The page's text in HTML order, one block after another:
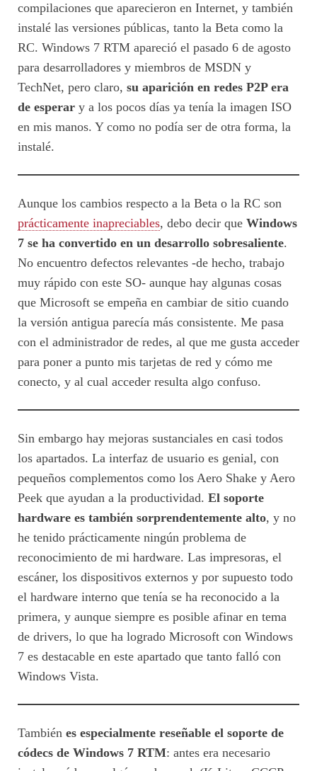
compilaciones que aparecieron en Internet, y también
instalé las versiones públicas, tanto la Beta como la
RC. Windows 7 RTM apareció el pasado 6 de agosto
para desarrolladores y miembros de MSDN y
TechNet, pero claro, su aparición en redes P2P era
de esperar y a los pocos días ya tenía la imagen ISO
en mis manos. Y como no podía ser de otra forma, la
instalé.
Aunque los cambios respecto a la Beta o la RC son
prácticamente inapreciables, debo decir que Windows
7 se ha convertido en un desarrollo sobresaliente.
No encuentro defectos relevantes -de hecho, trabajo
muy rápido con este SO- aunque hay algunas cosas
que Microsoft se empeña en cambiar de sitio cuando
la versión antigua parecía más consistente. Me pasa
con el administrador de redes, al que me gusta acceder
para poner a punto mis tarjetas de red y cómo me
conecto, y al cual acceder resulta algo confuso.
Sin embargo hay mejoras sustanciales en casi todos
los apartados. La interfaz de usuario es genial, con
pequeños complementos como los Aero Shake y Aero
Peek que ayudan a la productividad. El soporte
hardware es también sorprendentemente alto, y no
he tenido prácticamente ningún problema de
reconocimiento de mi hardware. Las impresoras, el
escáner, los dispositivos externos y por supuesto todo
el hardware interno que tenía se ha reconocido a la
primera, y aunque siempre es posible afinar en tema
de drivers, lo que ha logrado Microsoft con Windows
7 es destacable en este apartado que tanto falló con
Windows Vista.
También es especialmente reseñable el soporte de
códecs de Windows 7 RTM: antes era necesario